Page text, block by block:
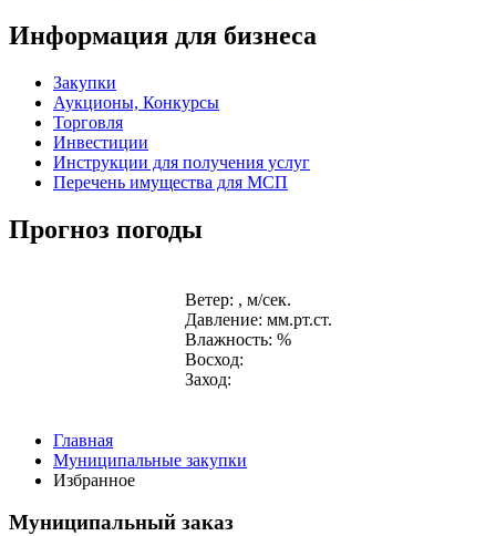
Информация для бизнеса
Закупки
Аукционы, Конкурсы
Торговля
Инвестиции
Инструкции для получения услуг
Перечень имущества для МСП
Прогноз погоды
Ветер: , м/сек.
Давление: мм.рт.ст.
Влажность: %
Восход:
Заход:
Главная
Муниципальные закупки
Избранное
Муниципальный заказ